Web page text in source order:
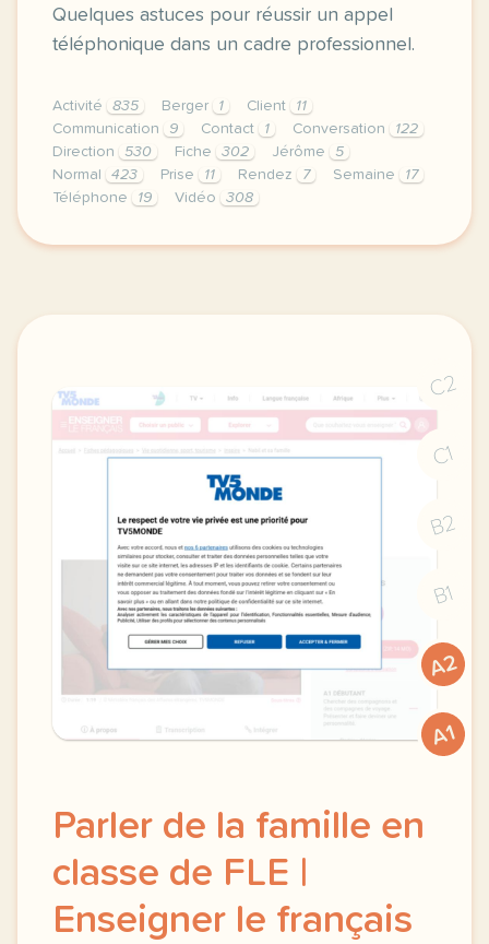
Quelques astuces pour réussir un appel
téléphonique dans un cadre professionnel.
Activité 835 Berger 1 Client
11
Communication
9 Contact 1 Conversation
122
Direction
530 Fiche 302 Jérôme
5
Normal
423 Prise 11 Rendez 7 Semaine
17
Téléphone
19 Vidéo 308
didomi host didomi components button cursor
C2
C1
B2
B1
A2
A1
Parler de la famille en
classe de FLE |
Enseigner le français